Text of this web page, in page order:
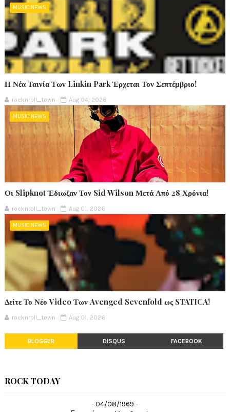
MUSIC NEWS
Η Νέα Ταινία Των Linkin Park Έρχεται Τον Σεπτέμβριο!
rocknroll_town Aug 04, 2026
MUSIC NEWS
Οι Slipknot Έδιωξαν Τον Sid Wilson Μετά Από 28 Χρόνια!
rocknroll_town Aug 01, 2026
MUSIC NEWS
Δείτε Το Νέο Video Των Avenged Sevenfold ως STATICA!
rocknroll_town Aug 01, 2026
BLOGGER DISQUS FACEBOOK
ROCK TODAY
- 04/08/1969 -